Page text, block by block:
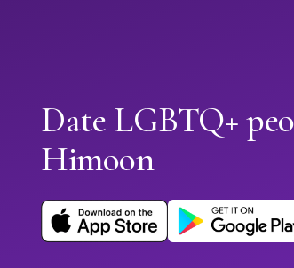
Date LGBTQ+
Himoon